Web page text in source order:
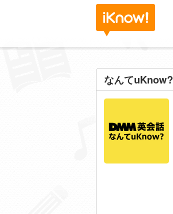
なんてuKnow?